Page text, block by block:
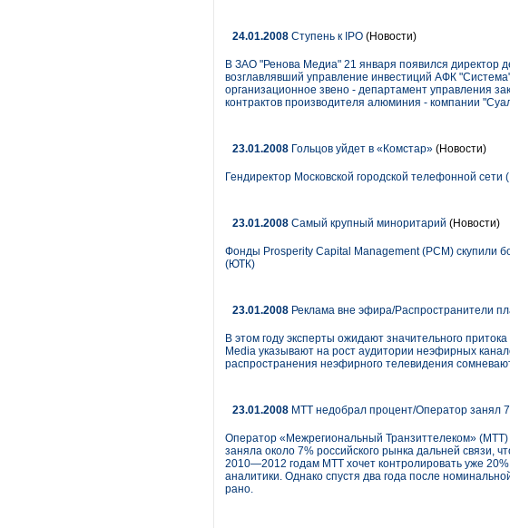
24.01.2008 Ступень к IPO (Новости)
В ЗАО "Ренова Медиа" 21 января появился директор
возглавлявший управление инвестиций АФК
организационное звено - департамент управления
контрактов производителя алюминия - компании
23.01.2008 Гольцов уйдет в «Комстар» (Новости)
Гендиректор Московской городской телефонной
23.01.2008 Самый крупный миноритарий (Новости)
Фонды Prosperity Capital Management (PCM) скупили
(ЮТК)
23.01.2008 Реклама вне эфира/Распространители
В этом году эксперты ожидают значительного
Media указывают на рост аудитории неэфирных
распространения неэфирного телевидения
23.01.2008 МТТ недобрал процент/Оператор занял
Оператор «Межрегиональный Транзиттелеком»
заняла около 7% российского рынка дальней связи,
2010—2012 годам МТТ хочет контролировать уже
аналитики. Однако спустя два года после
рано.